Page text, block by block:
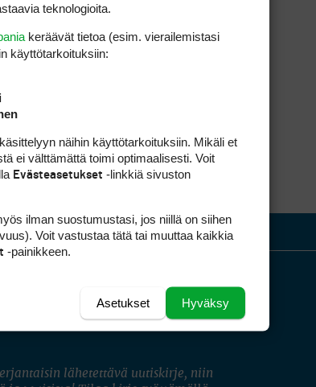
INSTAGRAM
lähetettävä uutiskirje, niin
teknologioita.
keräävät tietoa (esim. vierailemis­tasi
käyttötarkoituksiin:
näihin käyttötarkoituksiin. Mikäli et
ei välttämättä toimi optimaalisesti. Voit
Evästeasetukset -linkkiä sivuston
ilman suostumustasi, jos niillä on siihen
Voit vastustaa tätä tai muuttaa kaikkia
-painikkeen.
Hyväksy
Asetukset